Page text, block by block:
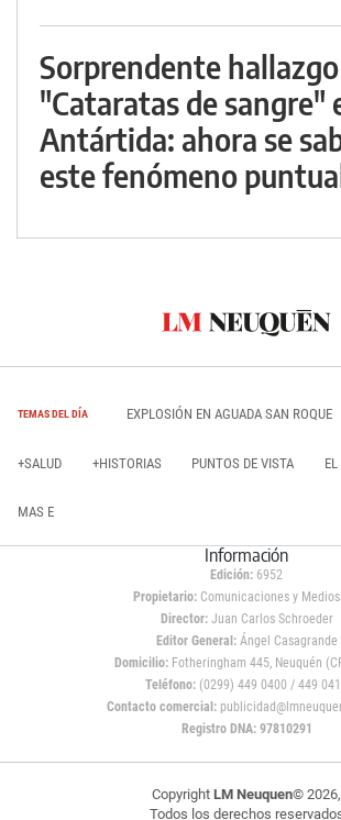
Sorprendente
"Cataratas de sangre"
Antártida: ahora se
este fenómeno
TEMAS DEL DÍA EXPLOSIÓN EN AGUADA SAN ROQUE
+SALUD +HISTORIAS PUNTOS DE VISTA
MAS E
Información
Edición: 6952
Propietario:Comunicaciones y Medios
Director: Juan Carlos Schroeder
Editor General:Ángel Casagrande
Domicilio:Fotheringham 445, Neuquén
Teléfono: (0299) 449 0400 / 449
Contacto comercial:
Registro DNA: 97810291
Copyright LM Neuquen© 2026,
Todos los derechos